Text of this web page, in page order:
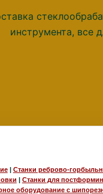
| Станки реброво-
Станки для
оборудование с